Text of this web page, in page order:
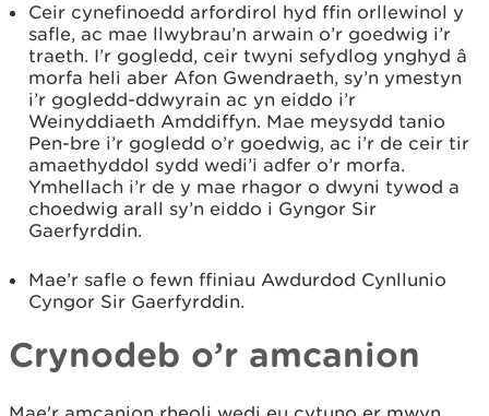
Ceir cynefinoedd arfordirol hyd ffin orllewinol y
safle, ac mae llwybrau’n arwain o’r goedwig i’r
traeth. I’r gogledd, ceir twyni sefydlog ynghyd â
morfa heli aber Afon Gwendraeth, sy’n ymestyn
i’r gogledd-ddwyrain ac yn eiddo i’r
Weinyddiaeth Amddiffyn. Mae meysydd tanio
Pen-bre i’r gogledd o’r goedwig, ac i’r de ceir tir
amaethyddol sydd wedi’i adfer o’r morfa.
Ymhellach i’r de y mae rhagor o dwyni tywod a
choedwig arall sy’n eiddo i Gyngor Sir
Gaerfyrddin.
Mae’r safle o fewn ffiniau Awdurdod Cynllunio
Cyngor Sir Gaerfyrddin.
Crynodeb o’r amcanion